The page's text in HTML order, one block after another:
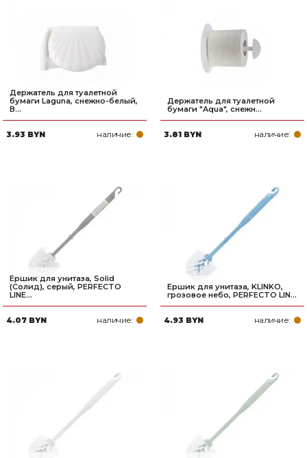
Держатель для туалетной
бумаги Laguna, снежно-белый,
B...
3.93 BYN наличие:
Держатель для туалетной
бумаги "Aqua", снежн...
3.81 BYN наличие:
Ершик для унитаза, Solid
(Солид), серый, PERFECTO
LINE...
4.07 BYN наличие:
Ершик для унитаза, KLINKO,
грозовое небо, PERFECTO LIN...
4.93 BYN наличие: